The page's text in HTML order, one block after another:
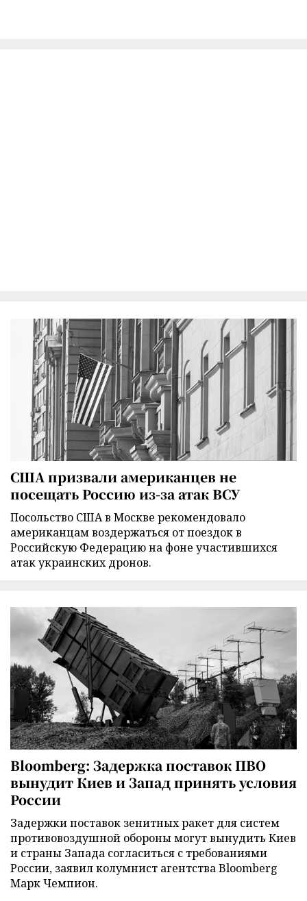
США призвали американцев не
посещать Россию из-за атак ВСУ
Посольство США в Москве рекомендовало
американцам воздержаться от поездок в
Российскую Федерацию на фоне участившихся
атак украинских дронов.
Bloomberg: Задержка поставок ПВО
вынудит Киев и Запад принять условия
России
Задержки поставок зенитных ракет для систем
противовоздушной обороны могут вынудить Киев
и страны Запада согласиться с требованиями
России, заявил колумнист агентства Bloomberg
Марк Чемпион.